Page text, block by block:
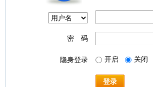
密 码
隐身登录 开启 关闭
登录